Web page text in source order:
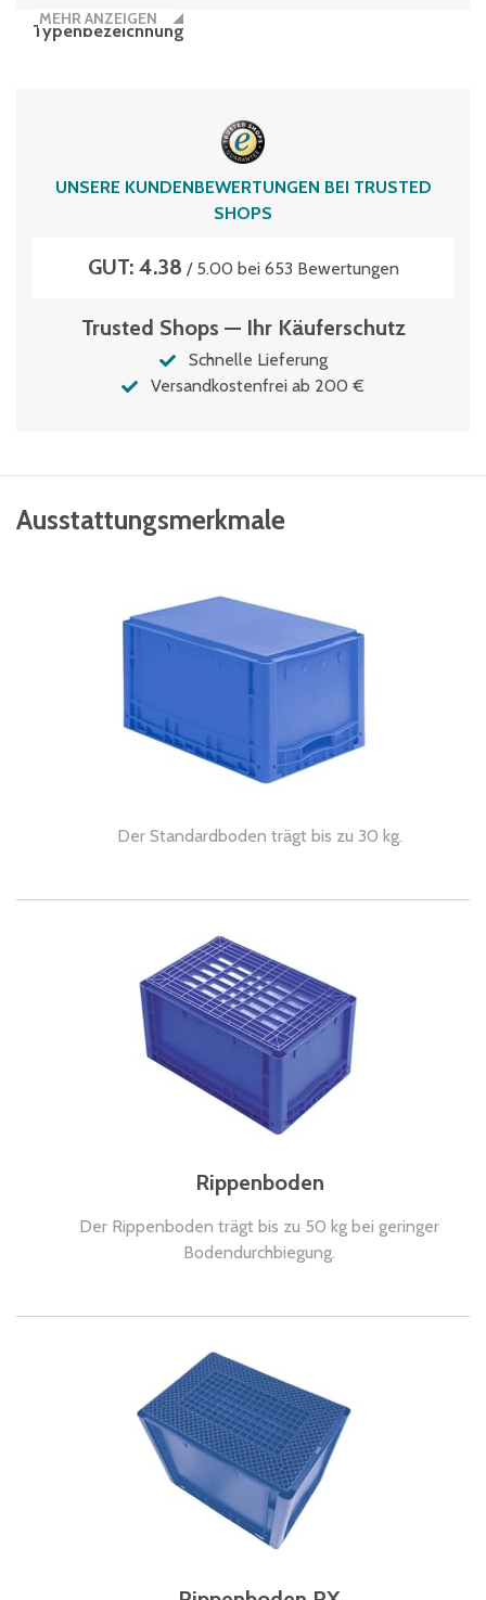
Typen­be­zeich­nung
MEHR ANZEIGEN
UNSERE KUNDENBEWERTUNGEN BEI TRUSTED
SHOPS
GUT: 4.38 / 5.00 bei 653 Bewertungen
Trusted Shops — Ihr Käuferschutz
Schnelle Lieferung
Versandkostenfrei ab 200 €
Ausstattungsmerkmale
Der Standardboden trägt bis zu 30 kg.
Rippenboden
Der Rippenboden trägt bis zu 50 kg bei geringer
Bodendurchbiegung.